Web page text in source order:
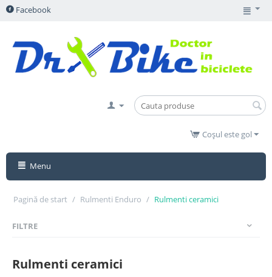
Facebook
Coșul este gol
Menu
Pagină de start / Rulmenti Enduro / Rulmenti ceramici
FILTRE
Rulmenti ceramici